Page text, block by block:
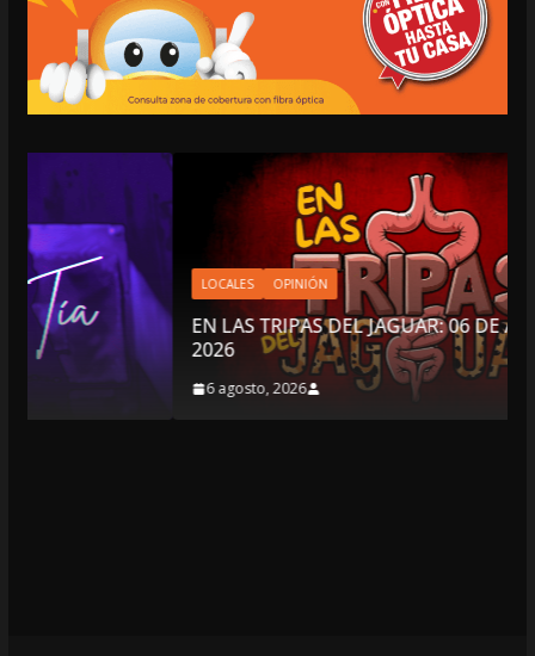
LOCALES OPINIÓN
EN LAS TRIPAS DEL JAGUAR: 06 DE AGOSTO DE
2026
6 agosto, 2026